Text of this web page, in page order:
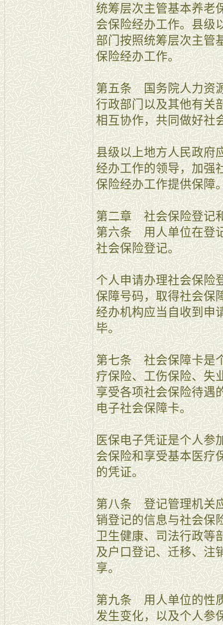
统筹层次主管基本养老
会保险经办工作。县级
部门按照统筹层次主管
保险经办工作。
第五条 国务院人力资
行政部门以及其他有关
相互协作，共同做好社
县级以上地方人民政府
经办工作的领导，加强
保险经办工作提供保障
第二章 社会保险登记
第六条 用人单位在登
社会保险登记。
个人申请办理社会保险
保障号码，取得社会保
经办机构应当自收到申
毕。
第七条 社会保障卡是
疗保险、工伤保险、失
享受各项社会保险待遇
电子社会保障卡。
医保电子凭证是个人参
会保险和享受基本医疗
的凭证。
第八条 登记管理机关
销登记的信息与社会保
卫生健康、司法行政等
及户口登记、迁移、注
享。
第九条 用人单位的性
发生变化，以及个人参